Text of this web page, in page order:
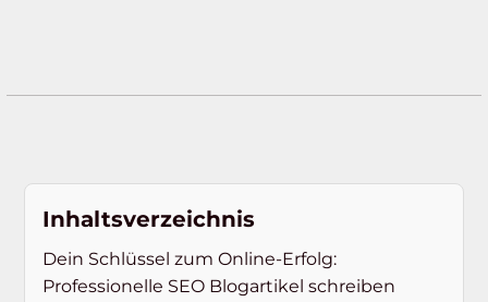
Inhaltsverzeichnis
Dein Schlüssel zum Online-Erfolg:
Professionelle SEO Blogartikel schreiben